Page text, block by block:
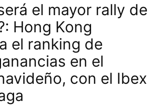
el mayor rally de
Hong Kong
el ranking de
en el
con el Ibex